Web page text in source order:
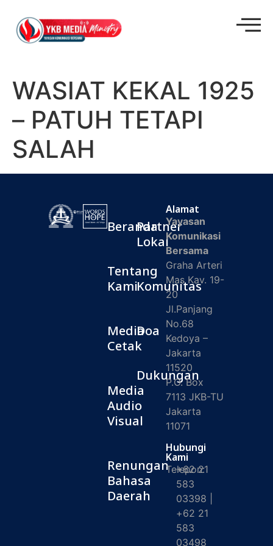
WASIAT KEKAL 1925
– PATUH TETAPI
SALAH
Beranda
Tentang
Kami
Media
Cetak
Media
Audio
Visual
Renungan
Bahasa
Daerah
Partner
Lokal
Komunitas
Doa
Dukungan
Alamat
Yayasan
Komunikasi
Bersama
Graha Arteri
Mas Kav. 19-
20
Jl.Panjang
No.68
Kedoya –
Jakarta
11520
P.O. Box
7113 JKB-TU
Jakarta
11071
Hubungi
Kami
Telepon:
+62 21
583
03398 |
+62 21
583
03498